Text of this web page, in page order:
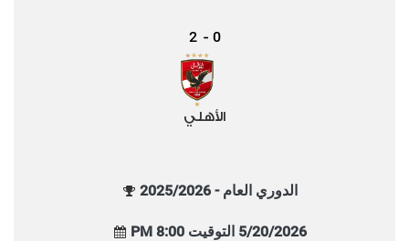
0
-
2
الأهلي
الدوري العام - 2025/2026
5/20/2026 التوقيت 8:00 PM